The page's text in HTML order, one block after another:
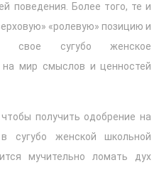
поведения. Более того, те и
«ролевую» позицию и
свое сугубо женское
на мир смыслов и ценностей
получить одобрение на
сугубо женской школьной
мучительно ломать дух